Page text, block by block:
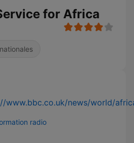
for Africa
www.bbc.co.uk/news/world/
radio